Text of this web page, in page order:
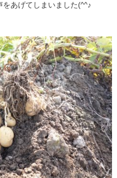
あげてしまいました(^^♪